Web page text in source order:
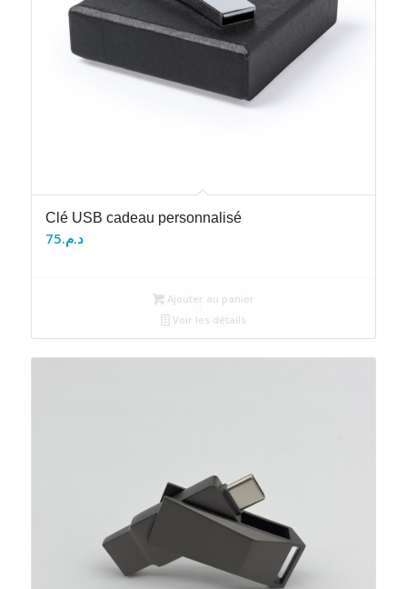
Clé USB cadeau personnalisé
د.م.75
Ajouter au panier
Voir les détails